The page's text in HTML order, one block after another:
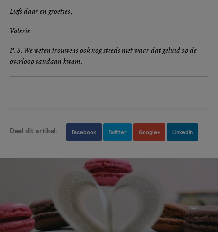
Liefs daar en groetjes,
Valerie
P. S. We weten trouwens ook nog steeds niet waar dat geluid op de
overloop vandaan kwam.
Deel dit artikel: Facebook Twitter Google+ Linkedin